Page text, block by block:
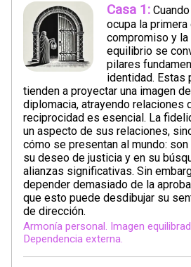
Casa 1:
ocupa la primera
compromiso y
equilibrio se
pilares
identidad. Estas
tienden a proyectar una imagen
diplomacia, atrayendo relaciones
reciprocidad es esencial. La
un aspecto de sus relaciones,
cómo se presentan al mundo:
su deseo de justicia y en su
alianzas significativas. Sin
depender demasiado de la
que esto puede desdibujar su
de dirección.
Armonía personal. Imagen
Dependencia externa.